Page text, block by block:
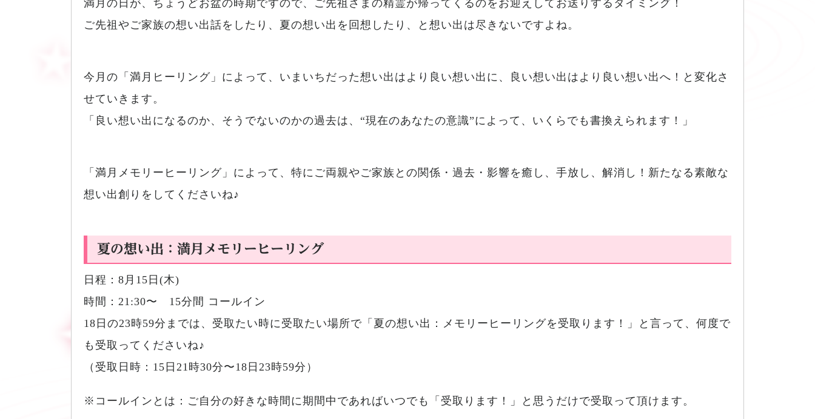
満月の日が、ちょうどお盆の時期ですので、ご先祖さまの精霊が帰ってくるのをお迎えしてお送りするタイミング！
ご先祖やご家族の想い出話をしたり、夏の想い出を回想したり、と想い出は尽きないですよね。
今月の「満月ヒーリング」によって、いまいちだった想い出はより良い想い出に、良い想い出はより良い想い出へ！と変化さ
せていきます。
「良い想い出になるのか、そうでないのかの過去は、“現在のあなたの意識”によって、いくらでも書換えられます！」
「満月メモリーヒーリング」によって、特にご両親やご家族との関係・過去・影響を癒し、手放し、解消し！新たなる素敵な
想い出創りをしてくださいね♪
夏の想い出：満月メモリーヒーリング
日程：8月15日(木)
時間：21:30〜 15分間 コールイン
18日の23時59分までは、受取たい時に受取たい場所で「夏の想い出：メモリーヒーリングを受取ります！」と言って、何度で
も受取ってくださいね♪
（受取日時：15日21時30分〜18日23時59分）
※コールインとは：ご自分の好きな時間に期間中であればいつでも「受取ります！」と思うだけで受取って頂けます。